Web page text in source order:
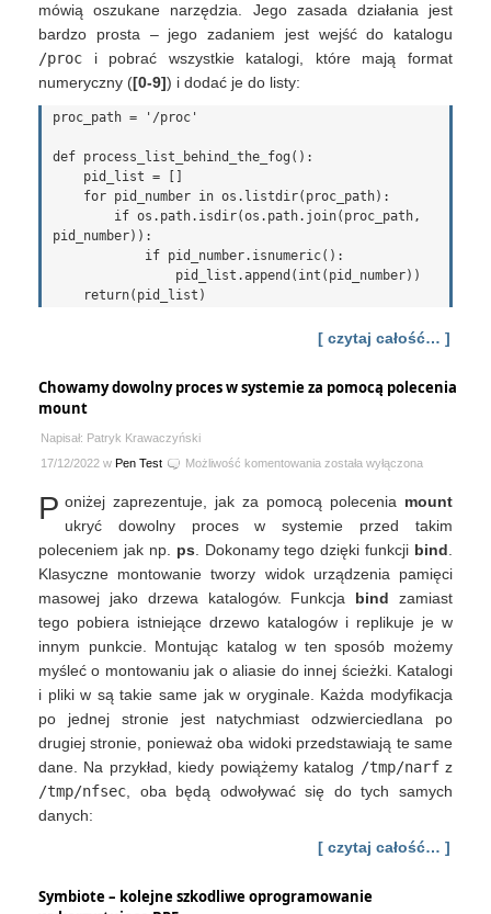
mówią oszukane narzędzia. Jego zasada działania jest
bardzo prosta – jego zadaniem jest wejść do katalogu
/proc i pobrać wszystkie katalogi, które mają format
numeryczny ([0-9]) i dodać je do listy:
proc_path = '/proc'
def process_list_behind_the_fog():
pid_number)):
[ czytaj całość… ]
Chowamy dowolny proces w systemie za pomocą polecenia
mount
Napisał: Patryk Krawaczyński
17/12/2022 w Pen Test Możliwość komentowania Chowamy
proces
w
pomocą
polecenia
mount
została wyłączona
P oniżej zaprezentuje, jak za pomocą polecenia mount
ukryć dowolny proces w systemie przed takim
poleceniem jak np. ps . Dokonamy tego dzięki funkcji bind
Klasyczne montowanie tworzy widok urządzenia pamięci
masowej jako drzewa katalogów. Funkcja bind zamiast
tego pobiera istniejące drzewo katalogów i replikuje je w
innym punkcie. Montując katalog w ten sposób możemy
myśleć o montowaniu jak o aliasie do innej ścieżki. Katalogi
i pliki w są takie same jak w oryginale. Każda modyfikacja
po jednej stronie jest natychmiast odzwierciedlana po
drugiej stronie, ponieważ oba widoki przedstawiają te same
dane. Na przykład, kiedy powiążemy katalog /tmp/narfz
/tmp/nfsec , oba będą odwoływać się do tych samych
danych:
[ czytaj całość… ]
Symbiote – kolejne szkodliwe oprogramowanie